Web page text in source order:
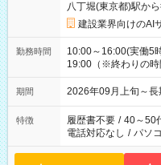
八丁堀(東京都)駅か
建設業界向けのAI
勤務時間
10:00～16:00(実働
19:00（※終わりの時
期間 2026年09月上旬～
特徴 履歴書不要 / 40～50
電話対応なし / パソ